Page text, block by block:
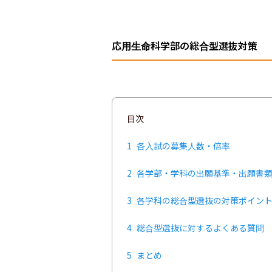
応用生命科学部の総合型選抜対策
目次
1 各入試の募集人数・倍率
2 各学部・学科の出願基準・出願書
3 各学科の総合型選抜の対策ポイント
4 総合型選抜に対するよくある質問
5 まとめ